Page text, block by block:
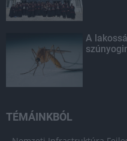
A
TÉMÁINKBÓL